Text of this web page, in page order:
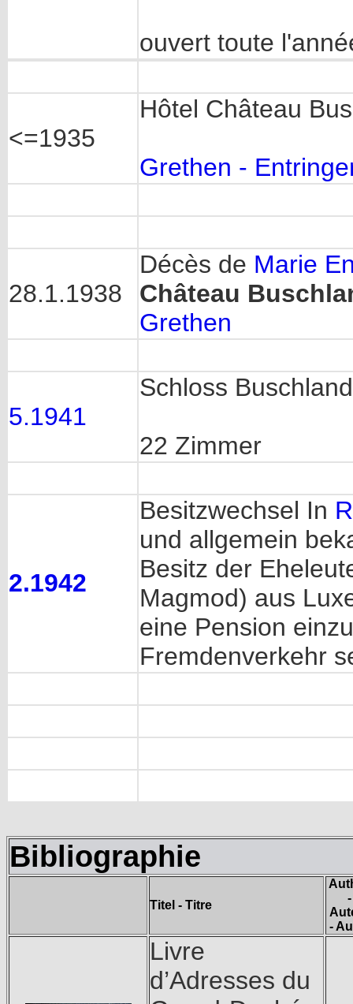
ouvert toute
<=1935
Hôtel Château
Grethen -
28.1.1938
Décès de Marie
Château
Grethen
5.1941
Schloss
22 Zimmer
2.1942
Besitzwechsel In
und allgemein
Besitz der
Magmod) aus
eine Pension
Fremdenverkehr
Bibliographie
Titel - Titre
-
-
Livre
d’Adresses du